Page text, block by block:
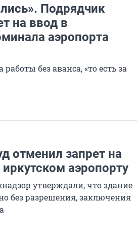
Подрядчик
на ввод в
аэропорта
без аванса, «то есть за
отменил запрет на
аэропорту
утверждали, что здание
без разрешения, заключения